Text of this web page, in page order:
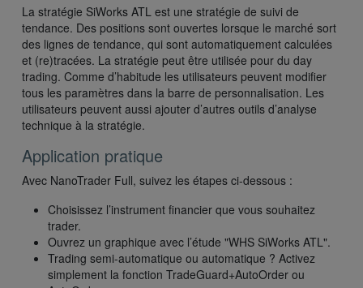
La stratégie SiWorks ATL est une stratégie de suivi de
tendance. Des positions sont ouvertes lorsque le marché sort
des lignes de tendance, qui sont automatiquement calculées
et (re)tracées. La stratégie peut être utilisée pour du day
trading. Comme d’habitude les utilisateurs peuvent modifier
tous les paramètres dans la barre de personnalisation. Les
utilisateurs peuvent aussi ajouter d’autres outils d’analyse
technique à la stratégie.
Application pratique
Avec NanoTrader Full, suivez les étapes ci-dessous :
Choisissez l’instrument financier que vous souhaitez
trader.
Ouvrez un graphique avec l’étude "WHS SiWorks ATL".
Trading semi-automatique ou automatique ? Activez
simplement la fonction TradeGuard+AutoOrder ou